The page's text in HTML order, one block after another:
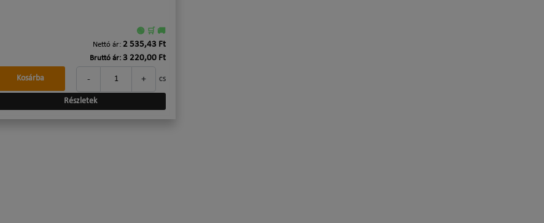
🟢 🛒 🚚
Nettó ár: 2 535,43 Ft
Bruttó ár: 3 220,00 Ft
- + cs
Kosárba
Részletek